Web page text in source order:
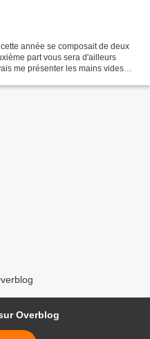
année se composait de deux
part vous sera d'ailleurs
me présenter les mains vides
Overblog